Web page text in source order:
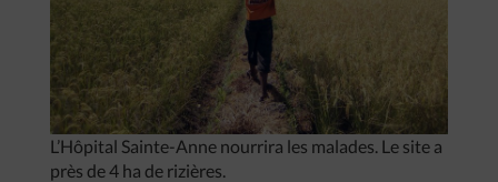
L’Hôpital Sainte-Anne nourrira les malades. Le site a
près de 4 ha de rizières.